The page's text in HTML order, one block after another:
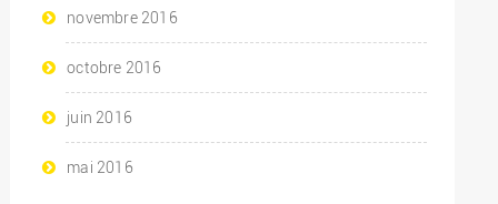
novembre 2016
octobre 2016
juin 2016
mai 2016